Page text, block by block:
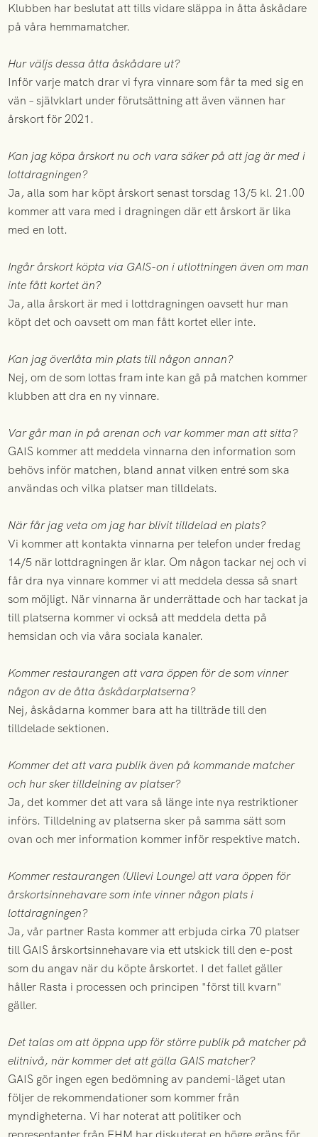
Klubben har beslutat att tills vidare släppa in åtta åskådare
på våra hemmamatcher.
Hur väljs dessa åtta åskådare ut?
Inför varje match drar vi fyra vinnare som får ta med sig en
vän – självklart under förutsättning att även vännen har
årskort för 2021.
Kan jag köpa årskort nu och vara säker på att jag är med i
lottdragningen?
Ja, alla som har köpt årskort senast torsdag 13/5 kl. 21.00
kommer att vara med i dragningen där ett årskort är lika
med en lott.
Ingår årskort köpta via GAIS-on i utlottningen även om man
inte fått kortet än?
Ja, alla årskort är med i lottdragningen oavsett hur man
köpt det och oavsett om man fått kortet eller inte.
Kan jag överlåta min plats till någon annan?
Nej, om de som lottas fram inte kan gå på matchen kommer
klubben att dra en ny vinnare.
Var går man in på arenan och var kommer man att sitta?
GAIS kommer att meddela vinnarna den information som
behövs inför matchen, bland annat vilken entré som ska
användas och vilka platser man tilldelats.
När får jag veta om jag har blivit tilldelad en plats?
Vi kommer att kontakta vinnarna per telefon under fredag
14/5 när lottdragningen är klar. Om någon tackar nej och vi
får dra nya vinnare kommer vi att meddela dessa så snart
som möjligt. När vinnarna är underrättade och har tackat ja
till platserna kommer vi också att meddela detta på
hemsidan och via våra sociala kanaler.
Kommer restaurangen att vara öppen för de som vinner
någon av de åtta åskådarplatserna?
Nej, åskådarna kommer bara att ha tillträde till den
tilldelade sektionen.
Kommer det att vara publik även på kommande matcher
och hur sker tilldelning av platser?
Ja, det kommer det att vara så länge inte nya restriktioner
införs. Tilldelning av platserna sker på samma sätt som
ovan och mer information kommer inför respektive match.
Kommer restaurangen (Ullevi Lounge) att vara öppen för
årskortsinnehavare som inte vinner någon plats i
lottdragningen?
Ja, vår partner Rasta kommer att erbjuda cirka 70 platser
till GAIS årskortsinnehavare via ett utskick till den e-post
som du angav när du köpte årskortet. I det fallet gäller
håller Rasta i processen och principen "först till kvarn"
gäller.
Det talas om att öppna upp för större publik på matcher på
elitnivå, när kommer det att gälla GAIS matcher?
GAIS gör ingen egen bedömning av pandemi-läget utan
följer de rekommendationer som kommer från
myndigheterna. Vi har noterat att politiker och